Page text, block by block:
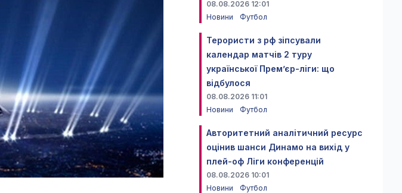
08.08.2026 12:01
Новини
Футбол
Терористи з рф зіпсували
календар матчів 2 туру
української Прем’єр-ліги: що
відбулося
08.08.2026 11:01
Новини
Футбол
Авторитетний аналітичний ресурс
оцінив шанси Динамо на вихід у
плей-оф Ліги конференцій
08.08.2026 10:01
Новини
Футбол